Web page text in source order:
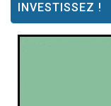
INVESTISSEZ !